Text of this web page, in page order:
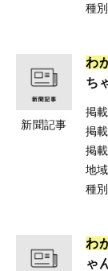
種別
新聞記事
わ
ち
掲
掲
掲
地域
種別
わ
ゃ